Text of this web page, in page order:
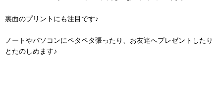
裏面のプリントにも注目です♪
ノートやパソコンにペタペタ張ったり、お友達へプレゼントしたり
とたのしめます♪